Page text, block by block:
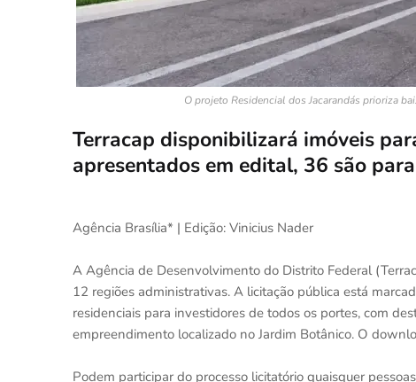
O projeto Residencial dos Jacarandás prioriza
Terracap disponibilizará imóveis
apresentados em edital, 36 são
Agência Brasília* | Edição: Vinicius Nader
A Agência de Desenvolvimento do Distrito Federal
12 regiões administrativas. A licitação pública está
residenciais para investidores de todos os portes, com
empreendimento localizado no Jardim Botânico. O
Podem participar do processo licitatório quaisquer